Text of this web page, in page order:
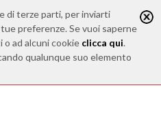
di terze parti, per inviarti
preferenze. Se vuoi saperne
ad alcuni cookie clicca qui.
qualunque suo elemento